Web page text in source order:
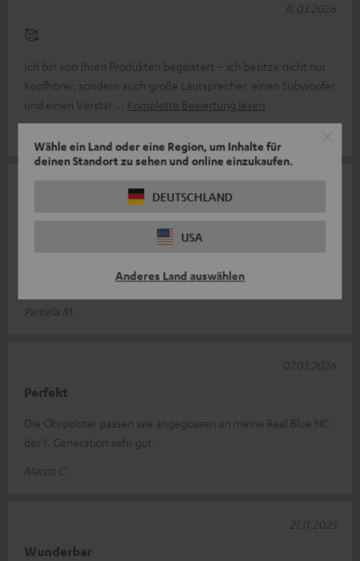
Wähle ein Land oder eine Region, um Inhalte für
deinen Standort zu sehen und online einzukaufen.
DEUTSCHLAND
USA
Anderes Land auswählen
🥰
Ich bin von Ihren Produkten begeistert – ich besitze nicht nur
Kopfhörer, sondern auch große Lautsprecher, einen Subwoofer
und einen Verstär
Komplette Bewertung lesen
31.03.2026
Die Originalohrpolster waren aufgrund des ständigen
nicht für eine schlechte Ha
Komplette Bewertung lesen
Pamela M.
Perfekt
Die Ohrpolster passen wie angegossen an meine Real Blue NC
der 1. Generation sehr gut.
Marco C.
07.03.2026
Wunderbar
21.11.2025